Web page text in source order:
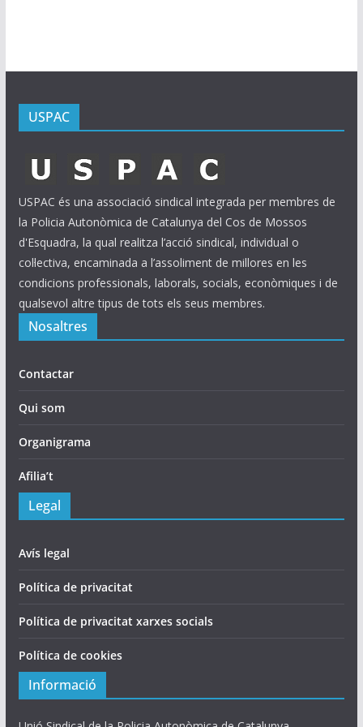
USPAC
USPAC és una associació sindical integrada per membres de
la Policia Autonòmica de Catalunya del Cos de Mossos
d'Esquadra, la qual realitza l’acció sindical, individual o
col·lectiva, encaminada a l’assoliment de millores en les
condicions professionals, laborals, socials, econòmiques i de
qualsevol altre tipus de tots els seus membres.
Nosaltres
Contactar
Qui som
Organigrama
Afilia’t
Legal
Avís legal
Política de privacitat
Política de privacitat xarxes socials
Política de cookies
Informació